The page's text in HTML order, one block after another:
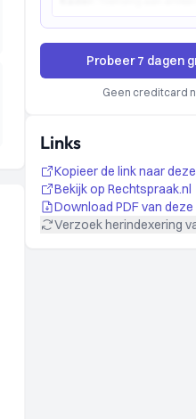
Probeer 7 dagen
Geen creditcard
Links
Kopieer de link naar
Bekijk op Rechtspraak.nl
Download PDF van
Verzoek herindexering